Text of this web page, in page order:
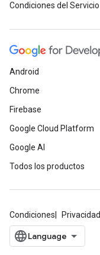
Condiciones del Servicio
Android
Chrome
Firebase
Google Cloud Platform
Google AI
Todos los productos
Condiciones Privacidad